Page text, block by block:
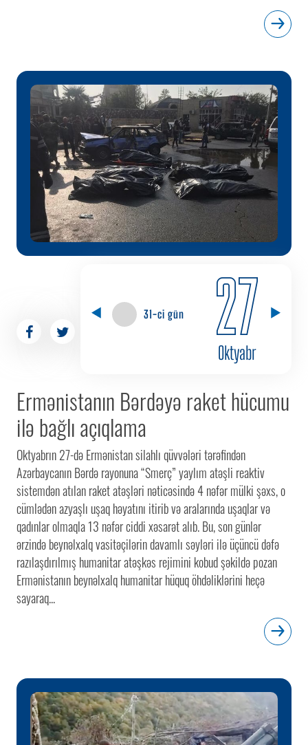
31-ci gün 27
Oktyabr
Ermənistanın Bərdəyə raket hücumu
ilə bağlı açıqlama
Oktyabrın 27-də Ermənistan silahlı qüvvələri tərəfindən
Azərbaycanın Bərdə rayonuna “Smerç” yaylım atəşli reaktiv
sistemdən atılan raket atəşləri nəticəsində 4 nəfər mülki şəxs, o
cümlədən azyaşlı uşaq həyatını itirib və aralarında uşaqlar və
qadınlar olmaqla 13 nəfər ciddi xəsarət alıb. Bu, son günlər
ərzində beynəlxalq vasitəçilərin davamlı səyləri ilə üçüncü dəfə
razılaşdırılmış humanitar atəşkəs rejimini kobud şəkildə pozan
Ermənistanın beynəlxalq humanitar hüquq öhdəliklərini heçə
sayaraq...